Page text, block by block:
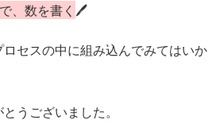
、数を書く 🖊
セスの中に組み込んでみてはいか
うございました。